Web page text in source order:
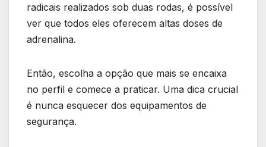
radicais realizados sob duas rodas, é possível
ver que todos eles oferecem altas doses de
adrenalina.
Então, escolha a opção que mais se encaixa
no perfil e comece a praticar. Uma dica crucial
é nunca esquecer dos equipamentos de
segurança.